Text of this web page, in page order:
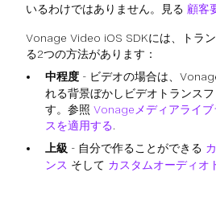
いるわけではありません。見る 顧客
Vonage Video iOS SDKには、トラ
る2つの方法があります：
中程度 - ビデオの場合は、
れる背景ぼかしビデオトランス
す。参照 Vonageメディアライ
スを適用する.
上級 - 自分で作ることができる
ンス そして カスタムオーディオ